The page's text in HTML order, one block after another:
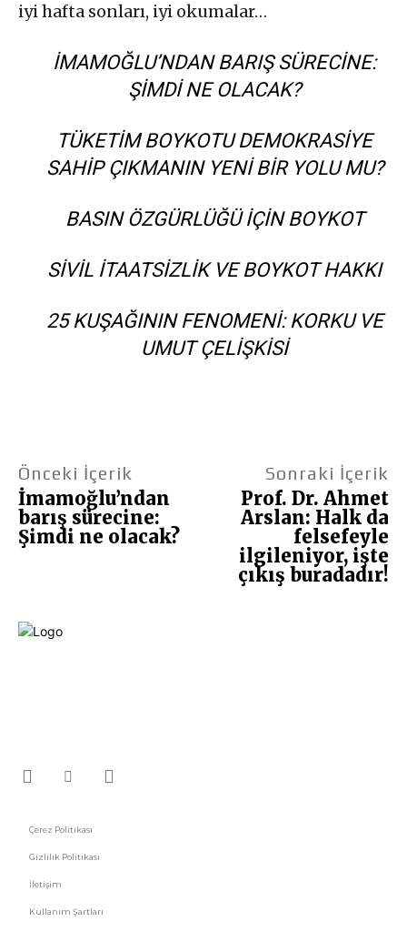
iyi hafta sonları, iyi okumalar…
İMAMOĞLU’NDAN BARIŞ SÜRECINE:
ŞIMDI NE OLACAK?
TÜKETIM BOYKOTU DEMOKRASIYE
SAHIP ÇIKMANIN YENI BIR YOLU MU?
BASIN ÖZGÜRLÜĞÜ IÇIN BOYKOT
SIVIL ITAATSIZLIK VE BOYKOT HAKKI
25 KUŞAĞININ FENOMENI: KORKU VE
UMUT ÇELIŞKISI
Önceki İçerik
İmamoğlu’ndan
barış sürecine:
Şimdi ne olacak?
Sonraki İçerik
Prof. Dr. Ahmet
Arslan: Halk da
felsefeyle
ilgileniyor, işte
çıkış buradadır!
Çerez Politikası
Gizlilik Politikası
İletişim
Kullanım Şartları